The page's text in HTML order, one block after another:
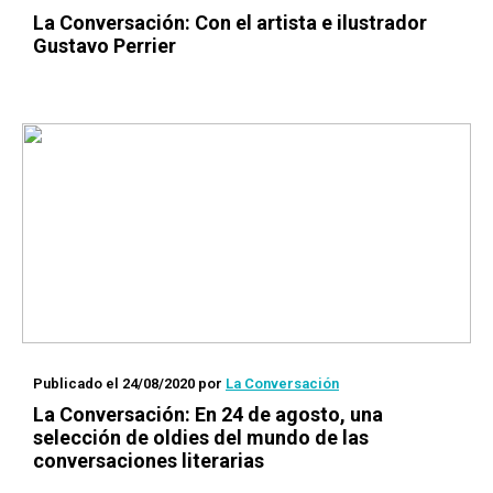
La Conversación: Con el artista e ilustrador
Gustavo Perrier
Publicado el 24/08/2020 por La Conversación
La Conversación: En 24 de agosto, una
selección de oldies del mundo de las
conversaciones literarias